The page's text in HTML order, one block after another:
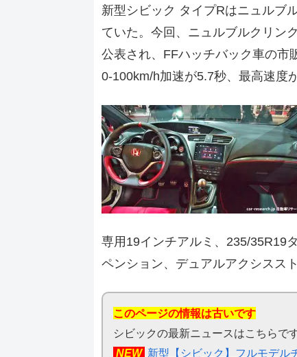
新型シビック タイプRはニュルブ
ていた。今回、ニュルブルクリン
公表され、FFハッチバック車の市
0-100km/h加速が5.7秒、最高速度
専用19インチアルミ、235/35R19
ペンション、デュアルアクシスス
このページの情報は古いです
シビックの最新ニュースはこちらで
NEW 新型【シビック】フルモデル